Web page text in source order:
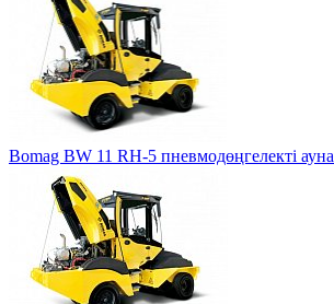
Bomag BW 11 RH-5 пневмодөңгелекті